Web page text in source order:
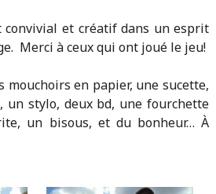
et créatif dans un esprit
Merci à ceux qui ont joué le jeu!
mouchoirs en papier, une sucette,
un stylo, deux bd, une fourchette
un bisous, et du bonheur… À